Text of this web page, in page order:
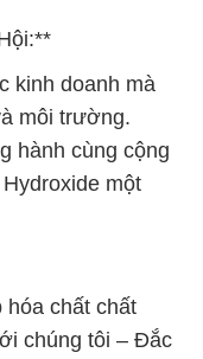
kinh doanh mà
môi trường.
hành cùng cộng
một
hóa chất chất
chúng tôi – Đắc